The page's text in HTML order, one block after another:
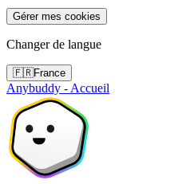
Gérer mes cookies
Changer de langue
🇫🇷France
Anybuddy - Accueil